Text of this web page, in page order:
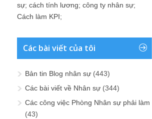
sự; cách tính lương; công ty nhân sự;
Cách làm KPI;
Các bài viết của tôi
Bản tin Blog nhân sự (443)
Các bài viết về Nhân sự (344)
Các công việc Phòng Nhân sự phải làm
(43)